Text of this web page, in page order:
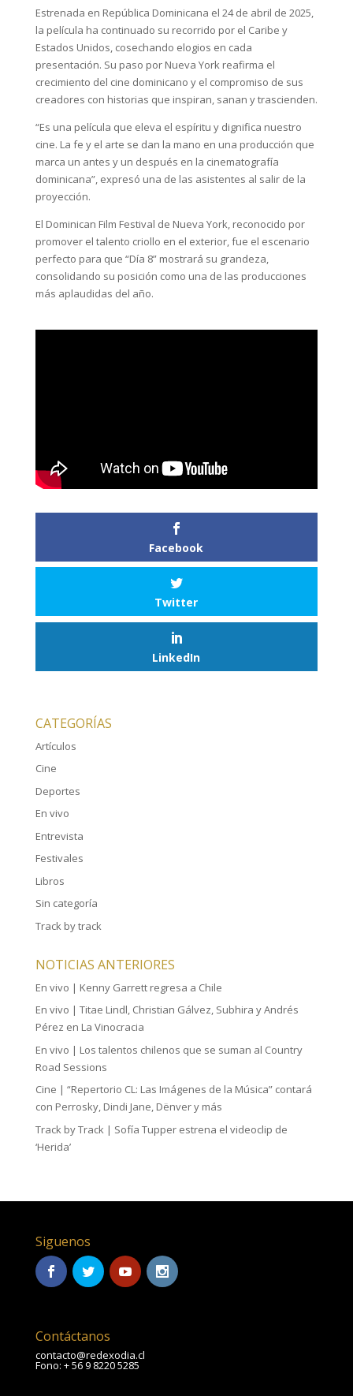
Estrenada en República Dominicana el 24 de abril de 2025,
la película ha continuado su recorrido por el Caribe y
Estados Unidos, cosechando elogios en cada
presentación. Su paso por Nueva York reafirma el
crecimiento del cine dominicano y el compromiso de sus
creadores con historias que inspiran, sanan y trascienden.
“Es una película que eleva el espíritu y dignifica nuestro
cine. La fe y el arte se dan la mano en una producción que
marca un antes y un después en la cinematografía
dominicana”, expresó una de las asistentes al salir de la
proyección.
El Dominican Film Festival de Nueva York, reconocido por
promover el talento criollo en el exterior, fue el escenario
perfecto para que “Día 8” mostrará su grandeza,
consolidando su posición como una de las producciones
más aplaudidas del año.
Facebook
Twitter
LinkedIn
CATEGORÍAS
Artículos
Cine
Deportes
En vivo
Entrevista
Festivales
Libros
Sin categoría
Track by track
NOTICIAS ANTERIORES
En vivo | Kenny Garrett regresa a Chile
En vivo | Titae Lindl, Christian Gálvez, Subhira y Andrés
Pérez en La Vinocracia
En vivo | Los talentos chilenos que se suman al Country
Road Sessions
Cine | “Repertorio CL: Las Imágenes de la Música” contará
con Perrosky, Dindi Jane, Dënver y más
Track by Track | Sofía Tupper estrena el videoclip de
‘Herida’
Siguenos
Contáctanos
contacto@redexodia.cl
Fono: + 56 9 8220 5285